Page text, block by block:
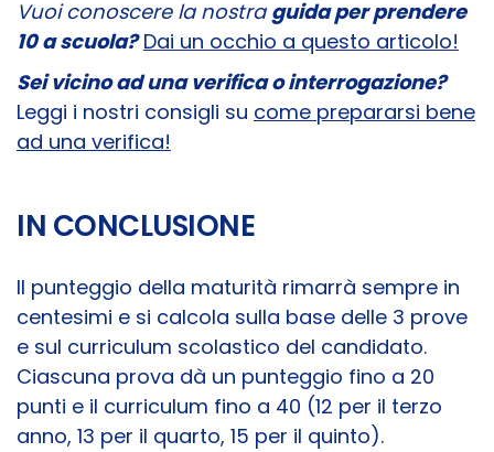
Vuoi conoscere la nostraguida per prendere
10 a scuola? Dai un occhio a questo articolo!
Sei vicino ad una verifica o interrogazione?
Leggi i nostri consigli su come prepararsi bene
ad una verifica!
IN CONCLUSIONE
Il punteggio della maturità rimarrà sempre in
centesimi e si calcola sulla base delle 3 prove
e sul curriculum scolastico del candidato.
Ciascuna prova dà un punteggio fino a 20
punti e il curriculum fino a 40 (12 per il terzo
anno, 13 per il quarto, 15 per il quinto).